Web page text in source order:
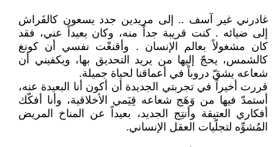
غادرني غير آسف .. إلى مريدين جدد يسعون كالفَراش
إلى ضيائه . كنت قريبة جداً منه، وكان بعيداً عني، فقد
كان مشغولاً بعالم الإنسان . وأقنعْت نفسي أن كونغ
كالشمس، يحجّ إليها من يريد التحديق بها، ويكفيني أن
شعاعه يشقّ دروباً في أعماقنا لحياة جميلة.
قررت أخيراً في تجربتي الجديدة أن أكون أنا البعيدة عنه،
أستمدّ فيها من وَهَج شعاعه قِيَمي الأخلاقية، وأنا أفكّك
أفكاري العتيقة وأنتِج الجديد، بعيداً عن المناخ المريض
المُشوِّه لتجلّيات العقل الإنساني.